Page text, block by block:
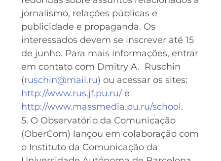
jornalismo, relações públicas e
publicidade e propaganda. Os
interessados devem se inscrever até 15
de junho. Para mais informações, entrar
em contato com Dmitry A. Ruschin
(ruschin@mail.ru) ou acessar os sites:
http://www.rus.jf.pu.ru/e
http://www.massmedia.pu.ru/school.
5. O Observatório da Comunicação
(OberCom) lançou em colaboração com
o Instituto da Comunicação da